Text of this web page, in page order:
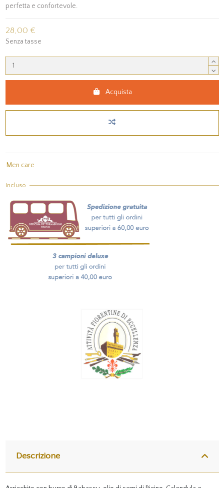
perfetta e confortevole.
28,00 €
Senza tasse
Acquista
Men care
Incluso
Descrizione